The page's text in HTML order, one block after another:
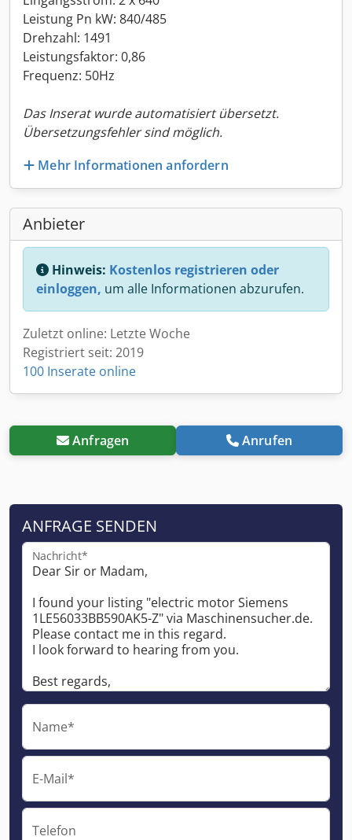
Leistung Pn kW: 840/485
Drehzahl: 1491
Leistungsfaktor: 0,86
Frequenz: 50Hz
Das Inserat wurde automatisiert übersetzt.
Übersetzungsfehler sind möglich.
Mehr Informationen anfordern
Anbieter
Hinweis: Kostenlos registrieren oder
einloggen, um alle Informationen abzurufen.
Zuletzt online: Letzte Woche
Registriert seit: 2019
100 Inserate online
Anfragen Anrufen
ANFRAGE SENDEN
Nachricht*
Name*
E-Mail*
Telefon